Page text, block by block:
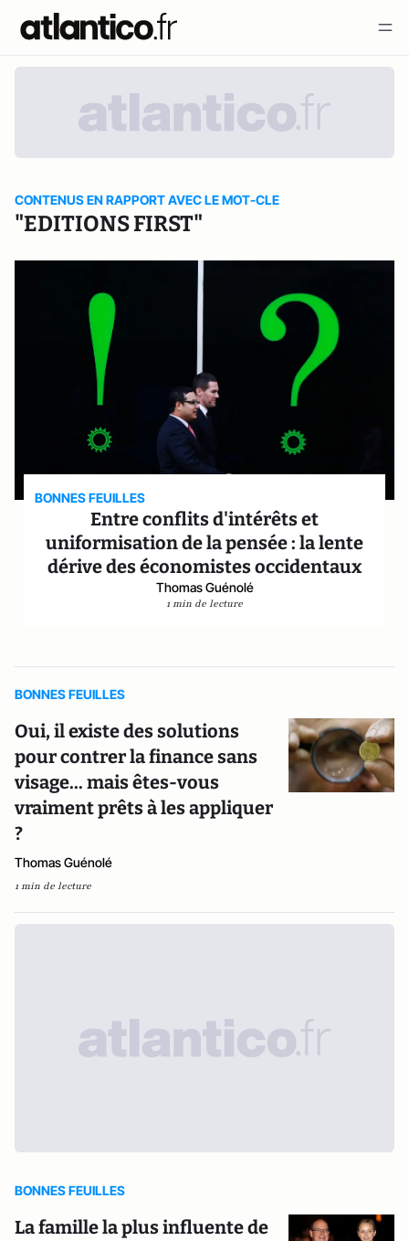
CONTENUS EN RAPPORT AVEC LE MOT-CLE
"EDITIONS FIRST"
BONNES FEUILLES
Entre conflits d'intérêts et
uniformisation de la pensée : la lente
dérive des économistes occidentaux
Thomas Guénolé
1 min de lecture
BONNES FEUILLES
Oui, il existe des solutions
pour contrer la finance sans
visage... mais êtes-vous
vraiment prêts à les appliquer
?
Thomas Guénolé
1 min de lecture
BONNES FEUILLES
La famille la plus influente de